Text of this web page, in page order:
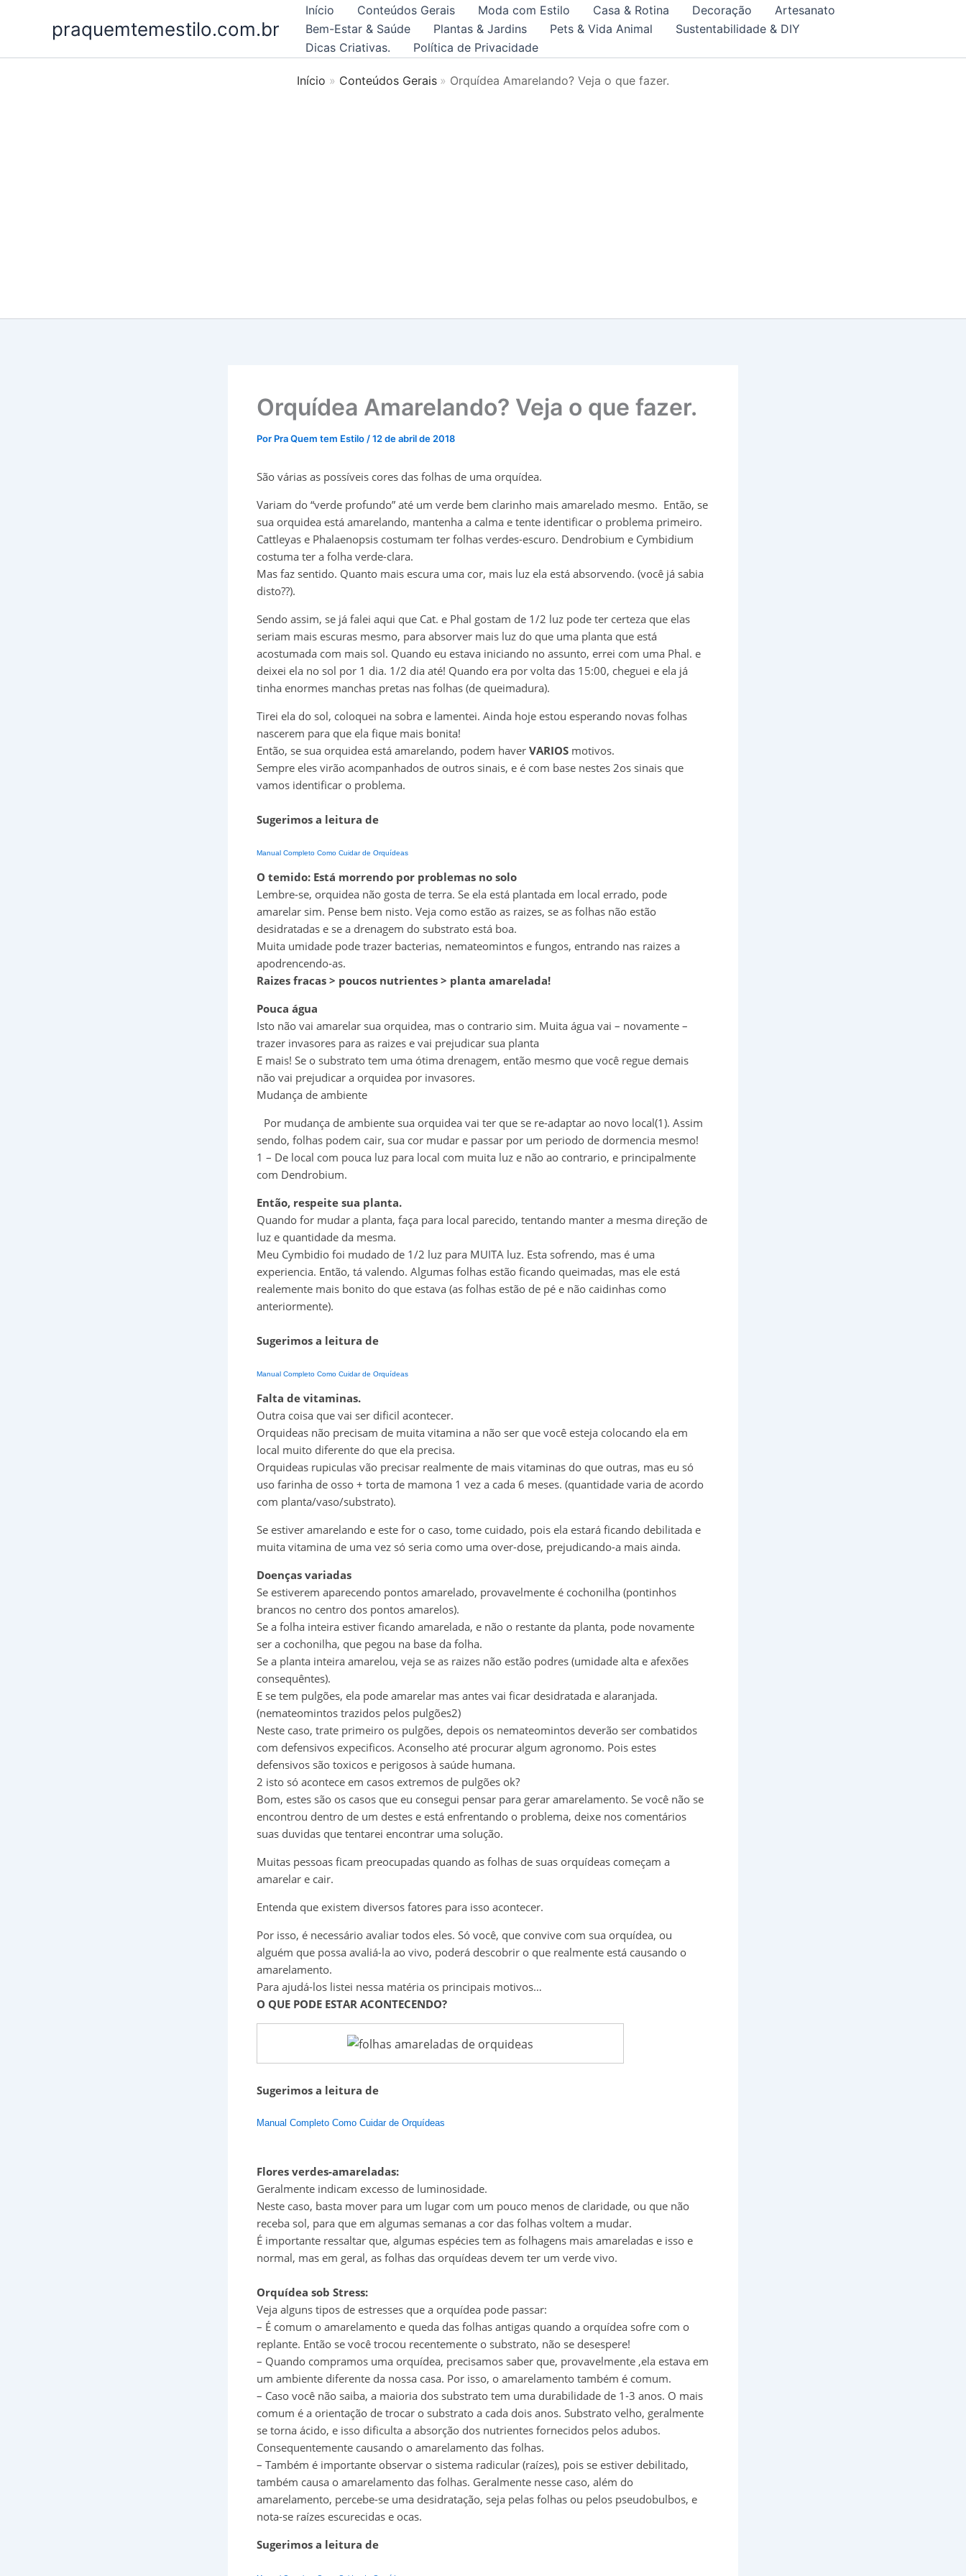
praquemtemestilo.com.br
Início Conteúdos Gerais Moda com Estilo Casa & Rotina Decoração
Artesanato
Bem-Estar & Saúde
Plantas & Jardins Pets & Vida Animal
Sustentabilidade & DIY
Dicas Criativas.
Política de Privacidade
Início Conteúdos Gerais Orquídea Amarelando? Veja o que fazer.
Orquídea Amarelando? Veja o que fazer.
Por Pra Quem tem Estilo /12 de abril de 2018
São várias as possíveis cores das folhas de uma orquídea.
Variam do “verde profundo” até um verde bem clarinho mais amarelado mesmo. Então, se
sua orquidea está amarelando, mantenha a calma e tente identificar o problema primeiro.
Cattleyas e Phalaenopsis costumam ter folhas verdes-escuro. Dendrobium e Cymbidium
costuma ter a folha verde-clara.
Mas faz sentido. Quanto mais escura uma cor, mais luz ela está absorvendo. (você já sabia
disto??).
Sendo assim, se já falei aqui que Cat. e Phal gostam de 1/2 luz pode ter certeza que elas
seriam mais escuras mesmo, para absorver mais luz do que uma planta que está
acostumada com mais sol. Quando eu estava iniciando no assunto, errei com uma Phal. e
deixei ela no sol por 1 dia. 1/2 dia até! Quando era por volta das 15:00, cheguei e ela já
tinha enormes manchas pretas nas folhas (de queimadura).
Tirei ela do sol, coloquei na sobra e lamentei. Ainda hoje estou esperando novas folhas
nascerem para que ela fique mais bonita!
Então, se sua orquidea está amarelando, podem haver VARIOS motivos.
Sempre eles virão acompanhados de outros sinais, e é com base nestes 2os sinais que
vamos identificar o problema.
Sugerimos a leitura de
Manual Completo Como Cuidar de Orquídeas
O temido: Está morrendo por problemas no solo
Lembre-se, orquidea não gosta de terra. Se ela está plantada em local errado, pode
amarelar sim. Pense bem nisto. Veja como estão as raizes, se as folhas não estão
desidratadas e se a drenagem do substrato está boa.
Muita umidade pode trazer bacterias, nemateomintos e fungos, entrando nas raizes a
apodrencendo-as.
Raizes fracas > poucos nutrientes > planta amarelada!
Pouca água
Isto não vai amarelar sua orquidea, mas o contrario sim. Muita água vai – novamente –
trazer invasores para as raizes e vai prejudicar sua planta
E mais! Se o substrato tem uma ótima drenagem, então mesmo que você regue demais
não vai prejudicar a orquidea por invasores.
Mudança de ambiente
Por mudança de ambiente sua orquidea vai ter que se re-adaptar ao novo local(1). Assim
sendo, folhas podem cair, sua cor mudar e passar por um periodo de dormencia mesmo!
1 – De local com pouca luz para local com muita luz e não ao contrario, e principalmente
com Dendrobium.
Então, respeite sua planta.
Quando for mudar a planta, faça para local parecido, tentando manter a mesma direção de
luz e quantidade da mesma.
Meu Cymbidio foi mudado de 1/2 luz para MUITA luz. Esta sofrendo, mas é uma
experiencia. Então, tá valendo. Algumas folhas estão ficando queimadas, mas ele está
realemente mais bonito do que estava (as folhas estão de pé e não caidinhas como
anteriormente).
Sugerimos a leitura de
Manual Completo Como Cuidar de Orquídeas
Falta de vitaminas.
Outra coisa que vai ser dificil acontecer.
Orquideas não precisam de muita vitamina a não ser que você esteja colocando ela em
local muito diferente do que ela precisa.
Orquideas rupiculas vão precisar realmente de mais vitaminas do que outras, mas eu só
uso farinha de osso + torta de mamona 1 vez a cada 6 meses. (quantidade varia de acordo
com planta/vaso/substrato).
Se estiver amarelando e este for o caso, tome cuidado, pois ela estará ficando debilitada e
muita vitamina de uma vez só seria como uma over-dose, prejudicando-a mais ainda.
Doenças variadas
Se estiverem aparecendo pontos amarelado, provavelmente é cochonilha (pontinhos
brancos no centro dos pontos amarelos).
Se a folha inteira estiver ficando amarelada, e não o restante da planta, pode novamente
ser a cochonilha, que pegou na base da folha.
Se a planta inteira amarelou, veja se as raizes não estão podres (umidade alta e afexões
consequêntes).
E se tem pulgões, ela pode amarelar mas antes vai ficar desidratada e alaranjada.
(nemateomintos trazidos pelos pulgões2)
Neste caso, trate primeiro os pulgões, depois os nemateomintos deverão ser combatidos
com defensivos expecificos. Aconselho até procurar algum agronomo. Pois estes
defensivos são toxicos e perigosos à saúde humana.
2 isto só acontece em casos extremos de pulgões ok?
Bom, estes são os casos que eu consegui pensar para gerar amarelamento. Se você não se
encontrou dentro de um destes e está enfrentando o problema, deixe nos comentários
suas duvidas que tentarei encontrar uma solução.
Muitas pessoas ficam preocupadas quando as folhas de suas orquídeas começam a
amarelar e cair.
Entenda que existem diversos fatores para isso acontecer.
Por isso, é necessário avaliar todos eles. Só você, que convive com sua orquídea, ou
alguém que possa avaliá-la ao vivo, poderá descobrir o que realmente está causando o
amarelamento.
Para ajudá-los listei nessa matéria os principais motivos…
O QUE PODE ESTAR ACONTECENDO?
Sugerimos a leitura de
Manual Completo Como Cuidar de Orquídeas
Flores verdes-amareladas:
Geralmente indicam excesso de luminosidade.
Neste caso, basta mover para um lugar com um pouco menos de claridade, ou que não
receba sol, para que em algumas semanas a cor das folhas voltem a mudar.
É importante ressaltar que, algumas espécies tem as folhagens mais amareladas e isso e
normal, mas em geral, as folhas das orquídeas devem ter um verde vivo.
Orquídea sob Stress:
Veja alguns tipos de estresses que a orquídea pode passar:
– É comum o amarelamento e queda das folhas antigas quando a orquídea sofre com o
replante. Então se você trocou recentemente o substrato, não se desespere!
– Quando compramos uma orquídea, precisamos saber que, provavelmente ,ela estava em
um ambiente diferente da nossa casa. Por isso, o amarelamento também é comum.
– Caso você não saiba, a maioria dos substrato tem uma durabilidade de 1-3 anos. O mais
comum é a orientação de trocar o substrato a cada dois anos. Substrato velho, geralmente
se torna ácido, e isso dificulta a absorção dos nutrientes fornecidos pelos adubos.
Consequentemente causando o amarelamento das folhas.
– Também é importante observar o sistema radicular (raízes), pois se estiver debilitado,
também causa o amarelamento das folhas. Geralmente nesse caso, além do
amarelamento, percebe-se uma desidratação, seja pelas folhas ou pelos pseudobulbos, e
nota-se raízes escurecidas e ocas.
Sugerimos a leitura de